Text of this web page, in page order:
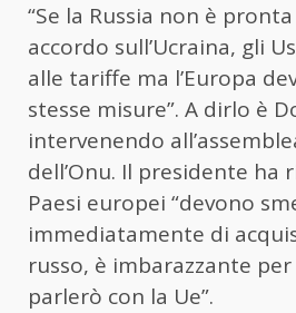
“Se la Russia non è
accordo sull’Ucraina, gli
alle tariffe ma l’Europa
stesse misure”. A dirlo è
intervenendo
dell’Onu. Il presidente ha
Paesi europei “devono
immediatamente di
russo, è imbarazzante per
parlerò con la Ue”.